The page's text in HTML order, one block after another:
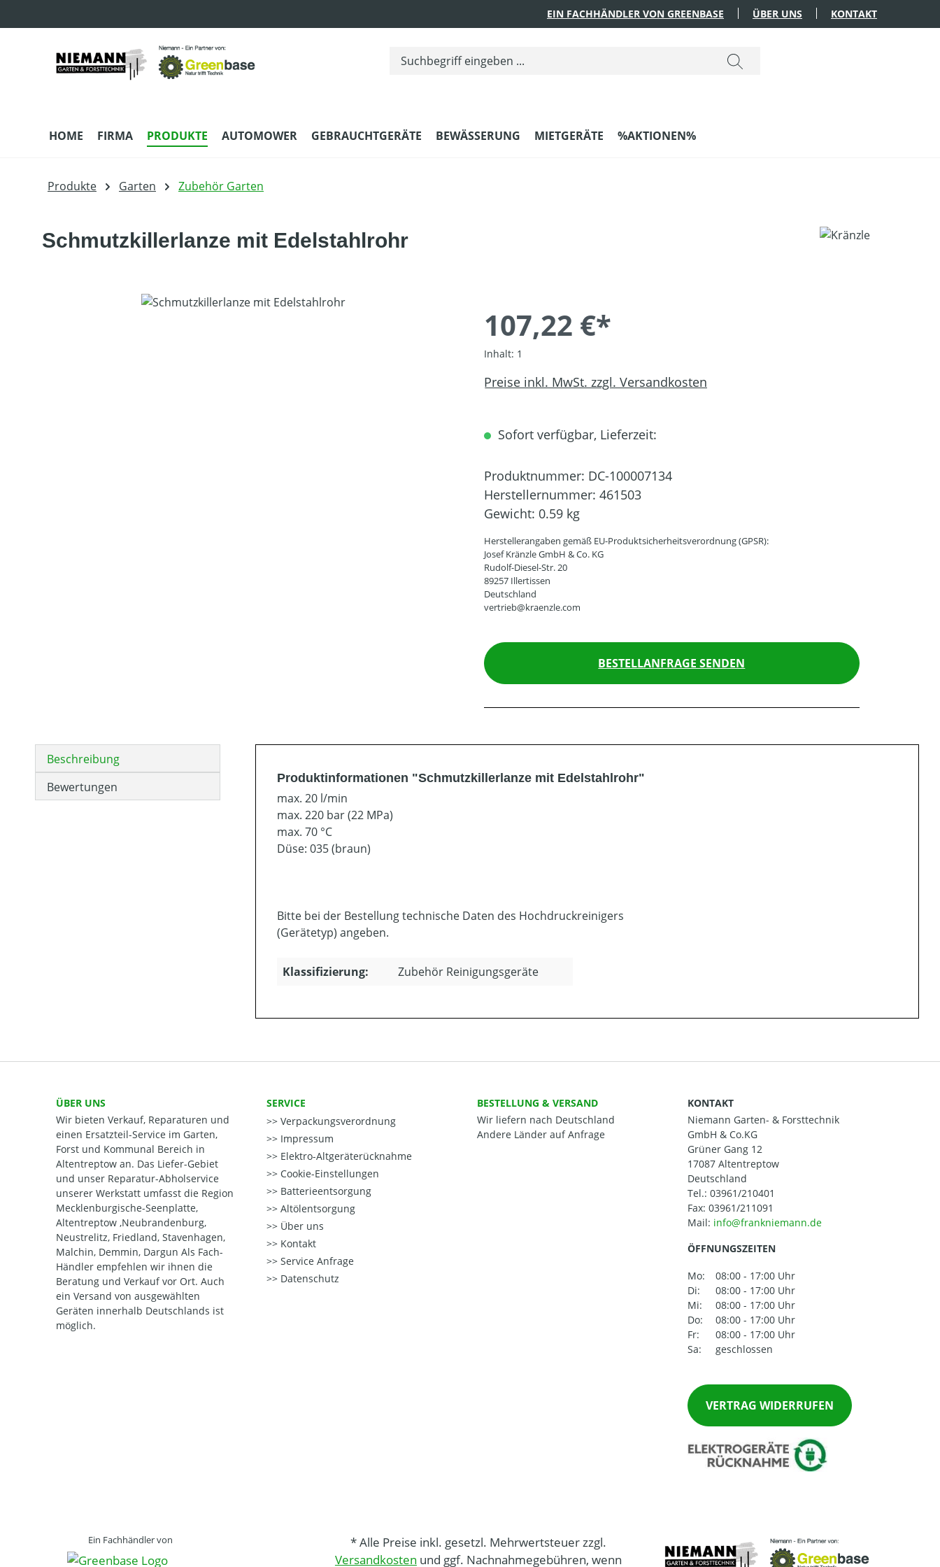
EIN FACHHÄNDLER VON GREENBASE ÜBER UNS KONTAKT
HOME FIRMA PRODUKTE AUTOMOWER GEBRAUCHTGERÄTE BEWÄSSERUNG MIETGERÄTE %AKTIONEN%
Produkte Garten Zubehör Garten
Schmutzkillerlanze mit Edelstahlrohr
Bildergalerie überspringen
107,22 €*
Inhalt: 1
Preise inkl. MwSt. zzgl. Versandkosten
Sofort verfügbar, Lieferzeit:
Produktnummer: DC-100007134
Herstellernummer: 461503
Gewicht: 0.59 kg
Herstellerangaben gemäß EU-Produktsicherheitsverordnung (GPSR):
Josef Kränzle GmbH & Co. KG
Rudolf-Diesel-Str. 20
89257 Illertissen
Deutschland
vertrieb@kraenzle.com
BESTELLANFRAGE SENDEN
Beschreibung
Bewertungen
Produktinformationen "Schmutzkillerlanze mit Edelstahlrohr"
max. 20 l/min
max. 220 bar (22 MPa)
max. 70 °C
Düse: 035 (braun)
Bitte bei der Bestellung technische Daten des Hochdruckreinigers
(Gerätetyp) angeben.
Klassifizierung: Zubehör Reinigungsgeräte
ÜBER UNS
Wir bieten Verkauf, Reparaturen und
einen Ersatzteil-Service im Garten,
Forst und Kommunal Bereich in
Altentreptow an. Das Liefer-Gebiet
und unser Reparatur-Abholservice
unserer Werkstatt umfasst die Region
Mecklenburgische-Seenplatte,
Altentreptow ,Neubrandenburg,
Neustrelitz, Friedland, Stavenhagen,
Malchin, Demmin, Dargun Als Fach-
Händler empfehlen wir ihnen die
Beratung und Verkauf vor Ort. Auch
ein Versand von ausgewählten
Geräten innerhalb Deutschlands ist
möglich.
SERVICE
Verpackungsverordnung
Impressum
Elektro-Altgeräterücknahme
Cookie-Einstellungen
Batterieentsorgung
Altölentsorgung
Über uns
Kontakt
Service Anfrage
Datenschutz
BESTELLUNG & VERSAND
Wir liefern nach Deutschland
Andere Länder auf Anfrage
KONTAKT
Niemann Garten- & Forsttechnik
GmbH & Co.KG
Grüner Gang 12
17087 Altentreptow
Deutschland
Tel.: 03961/210401
Fax: 03961/211091
Mail:
ÖFFNUNGSZEITEN
Mo:
08:00 - 17:00 Uhr
Di:
08:00 - 17:00 Uhr
Mi:
08:00 - 17:00 Uhr
Do:
08:00 - 17:00 Uhr
Fr:
08:00 - 17:00 Uhr
Sa:
geschlossen
VERTRAG WIDERRUFEN
Ein Fachhändler von
* Alle Preise inkl. gesetzl. Mehrwertsteuer zzgl.
Versandkosten und ggf. Nachnahmegebühren, wenn